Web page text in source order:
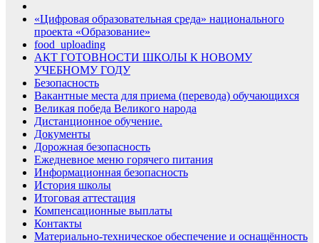
«Цифровая образовательная среда» национального
проекта «Образование»
food_uploading
АКТ ГОТОВНОСТИ ШКОЛЫ К НОВОМУ
УЧЕБНОМУ ГОДУ
Безопасность
Вакантные места для приема (перевода) обучающихся
Великая победа Великого народа
Дистанционное обучение.
Документы
Дорожная безопасность
Ежедневное меню горячего питания
Информационная безопасность
История школы
Итоговая аттестация
Компенсационные выплаты
Контакты
Материально-техническое обеспечение и оснащённость